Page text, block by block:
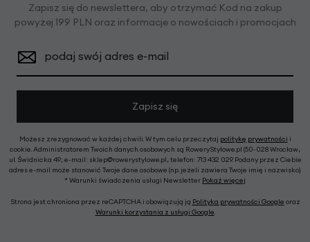
Zapisz się do newslettera, aby otrzymać Kod na zakup
powyżej 199 PLN oraz informacje o nowościach i promocjach
podaj swój adres e-mail
Zapisz się
Możesz zrezygnować w każdej chwili. W tym celu przeczytaj politykę prywatności i
cookie. Administratorem Twoich danych osobowych są RoweryStylowe.pl (50-028 Wrocław,
ul. Świdnicka 49; e-mail: sklep@rowerystylowe.pl, telefon: 713 432 029. Podany przez Ciebie
adres e-mail może stanowić Twoje dane osobowe (np. jeżeli zawiera Twoje imię i nazwisko).
* Warunki świadczenia usługi Newsletter Pokaż więcej
Strona jest chroniona przez reCAPTCHA i obowiązują ją Polityka prywatności Google oraz
Warunki korzystania z usługi Google